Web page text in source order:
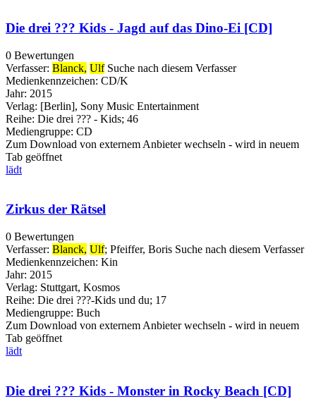
Die drei ??? Kids - Jagd auf das Dino-Ei [CD]
0 Bewertungen
Verfasser: Blanck, Ulf Suche nach diesem Verfasser
Medienkennzeichen: CD/K
Jahr: 2015
Verlag: [Berlin], Sony Music Entertainment
Reihe: Die drei ??? - Kids; 46
Mediengruppe: CD
Zum Download von externem Anbieter wechseln - wird in neuem
Tab geöffnet
lädt
Zirkus der Rätsel
0 Bewertungen
Verfasser: Blanck, Ulf; Pfeiffer, Boris Suche nach diesem Verfasser
Medienkennzeichen: Kin
Jahr: 2015
Verlag: Stuttgart, Kosmos
Reihe: Die drei ???-Kids und du; 17
Mediengruppe: Buch
Zum Download von externem Anbieter wechseln - wird in neuem
Tab geöffnet
lädt
Die drei ??? Kids - Monster in Rocky Beach [CD]